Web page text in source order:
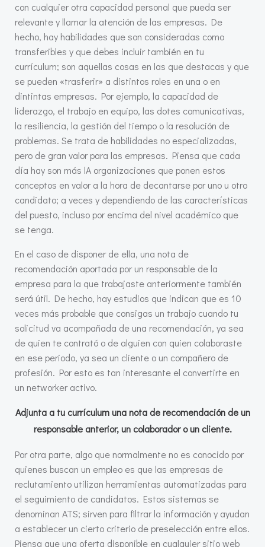
con cualquier otra capacidad personal que pueda ser
relevante y llamar la atención de las empresas. De
hecho, hay habilidades que son consideradas como
transferibles y que debes incluir también en tu
currículum; son aquellas cosas en las que destacas y que
se pueden «trasferir» a distintos roles en una o en
dintintas empresas. Por ejemplo, la capacidad de
liderazgo, el trabajo en equipo, las dotes comunicativas,
la resiliencia, la gestión del tiempo o la resolución de
problemas. Se trata de habilidades no especializadas,
pero de gran valor para las empresas. Piensa que cada
día hay son más lA organizaciones que ponen estos
conceptos en valor a la hora de decantarse por uno u otro
candidato; a veces y dependiendo de las características
del puesto, incluso por encima del nivel académico que
se tenga.
En el caso de disponer de ella, una nota de
recomendación aportada por un responsable de la
empresa para la que trabajaste anteriormente también
será útil. De hecho, hay estudios que indican que es 10
veces más probable que consigas un trabajo cuando tu
solicitud va acompañada de una recomendación, ya sea
de quien te contrató o de alguien con quien colaboraste
en ese periodo, ya sea un cliente o un compañero de
profesión. Por esto es tan interesante el convertirte en
un networker activo.
Adjunta a tu currículum una nota de recomendación de un
responsable anterior, un colaborador o un cliente.
Por otra parte, algo que normalmente no es conocido por
quienes buscan un empleo es que las empresas de
reclutamiento utilizan herramientas automatizadas para
el seguimiento de candidatos. Estos sistemas se
denominan ATS; sirven para filtrar la información y ayudan
a establecer un cierto criterio de preselección entre ellos.
Piensa que una oferta disponible en cualquier sitio web